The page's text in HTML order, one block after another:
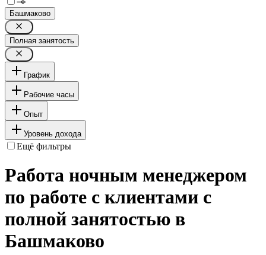
Башмаково
Полная занятость
График
Рабочие часы
Опыт
Уровень дохода
Ещё фильтры
Работа ночным менеджером
по работе с клиентами с
полной занятостью в
Башмаково